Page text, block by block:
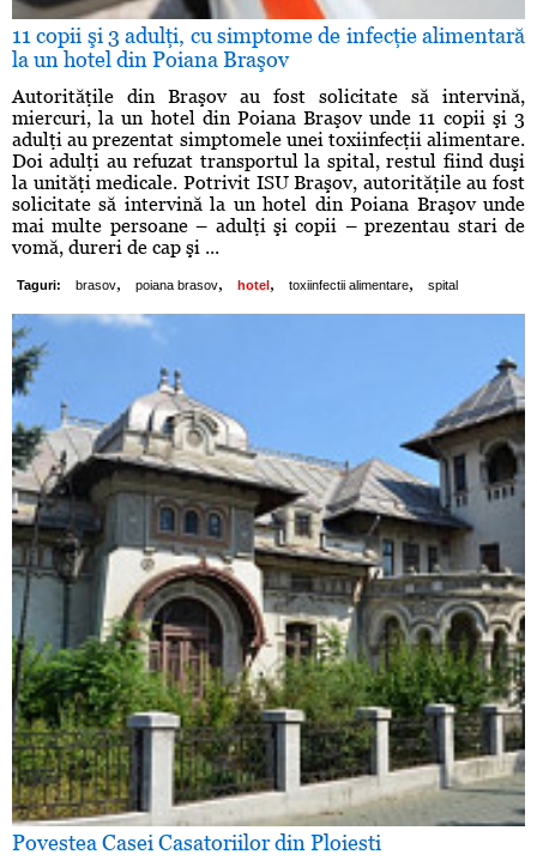
11 copii şi 3 adulţi, cu simptome de infecţie alimentară
la un hotel din Poiana Braşov
Autorităţile din Braşov au fost solicitate să intervină,
miercuri, la un hotel din Poiana Braşov unde 11 copii şi 3
adulţi au prezentat simptomele unei toxiinfecţii alimentare.
Doi adulţi au refuzat transportul la spital, restul fiind duşi
la unităţi medicale. Potrivit ISU Braşov, autorităţile au fost
solicitate să intervină la un hotel din Poiana Braşov unde
mai multe persoane – adulţi şi copii – prezentau stari de
vomă, dureri de cap şi ...
Taguri: brasov, poiana brasov, hotel , toxiinfectii alimentare, spital
Povestea Casei Casatoriilor din Ploiesti